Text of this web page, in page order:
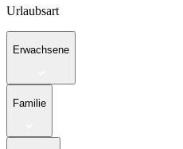
Urlaubsart
Erwachsene
Familie